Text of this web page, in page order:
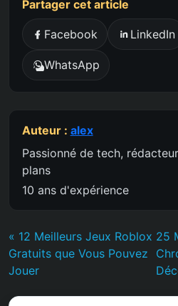
Partager cet article
Facebook LinkedIn
WhatsApp
Auteur : alex
Passionné de tech,
plans
10 ans d'expérience
« 12 Meilleurs Jeux Roblox
Gratuits que Vous Pouvez
Jouer
25